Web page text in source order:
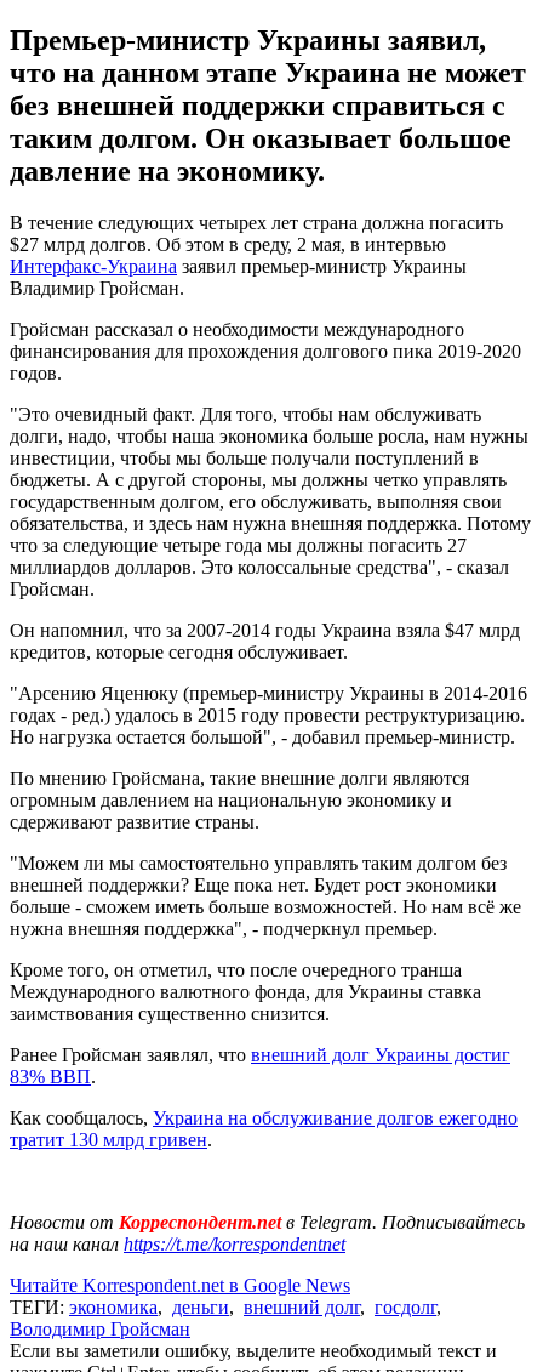
Премьер-министр Украины заявил,
что на данном этапе Украина не может
без внешней поддержки справиться с
таким долгом. Он оказывает большое
давление на экономику.
В течение следующих четырех лет страна должна погасить
$27 млрд долгов. Об этом в среду, 2 мая, в интервью
Интерфакс-Украина заявил премьер-министр Украины
Владимир Гройсман.
Гройсман рассказал о необходимости международного
финансирования для прохождения долгового пика 2019-2020
годов.
"Это очевидный факт. Для того, чтобы нам обслуживать
долги, надо, чтобы наша экономика больше росла, нам нужны
инвестиции, чтобы мы больше получали поступлений в
бюджеты. А с другой стороны, мы должны четко управлять
государственным долгом, его обслуживать, выполняя свои
обязательства, и здесь нам нужна внешняя поддержка. Потому
что за следующие четыре года мы должны погасить 27
миллиардов долларов. Это колоссальные средства", - сказал
Гройсман.
Он напомнил, что за 2007-2014 годы Украина взяла $47 млрд
кредитов, которые сегодня обслуживает.
"Арсению Яценюку (премьер-министру Украины в 2014-2016
годах - ред.) удалось в 2015 году провести реструктуризацию.
Но нагрузка остается большой", - добавил премьер-министр.
По мнению Гройсмана, такие внешние долги являются
огромным давлением на национальную экономику и
сдерживают развитие страны.
"Можем ли мы самостоятельно управлять таким долгом без
внешней поддержки? Еще пока нет. Будет рост экономики
больше - сможем иметь больше возможностей. Но нам всё же
нужна внешняя поддержка", - подчеркнул премьер.
Кроме того, он отметил, что после очередного транша
Международного валютного фонда, для Украины ставка
заимствования существенно снизится.
Ранее Гройсман заявлял, что внешний долг Украины достиг
83% ВВП.
Как сообщалось, Украина на обслуживание долгов ежегодно
тратит 130 млрд гривен.
Новости от Корреспондент.netв Telegram. Подписывайтесь
на наш канал https://t.me/korrespondentnet
Читайте Korrespondent.net в Google News
ТЕГИ: экономика, деньги, внешний долг, госдолг,
Володимир Гройсман
Если вы заметили ошибку, выделите необходимый текст и